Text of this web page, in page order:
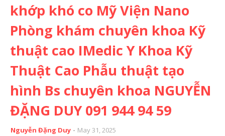
khớp khó co Mỹ Viện Nano
Phòng khám chuyên khoa Kỹ
thuật cao IMedic Y Khoa Kỹ
Thuật Cao Phẫu thuật tạo
hình Bs chuyên khoa NGUYỄN
ĐẶNG DUY 091 944 94 59
Nguyễn Đặng Duy May 31, 2025